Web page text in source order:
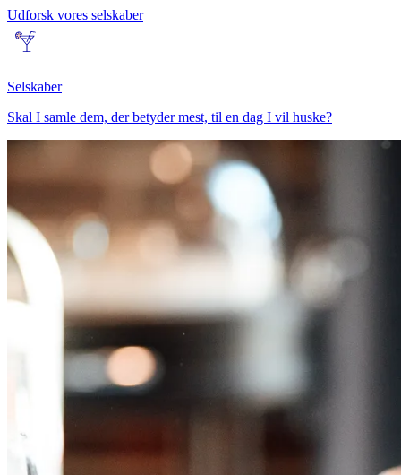
Udforsk vores selskaber
Selskaber
Skal I samle dem, der betyder mest, til en dag I vil huske?